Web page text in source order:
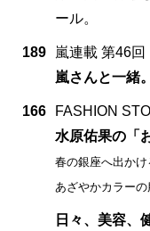
ール。
189
嵐連載 第46回
嵐さんと一緒。
166
FASHION
水原佑果の「
春の銀座へ出かけ
あざやかカラーの
日々、美容、